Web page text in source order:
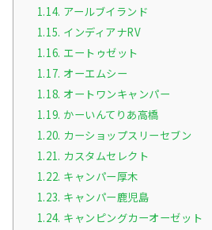
1.14. アールブイランド
1.15. インディアナRV
1.16. エートゥゼット
1.17. オーエムシー
1.18. オートワンキャンパー
1.19. かーいんてりあ高橋
1.20. カーショップスリーセブン
1.21. カスタムセレクト
1.22. キャンパー厚木
1.23. キャンパー鹿児島
1.24. キャンピングカーオーゼット